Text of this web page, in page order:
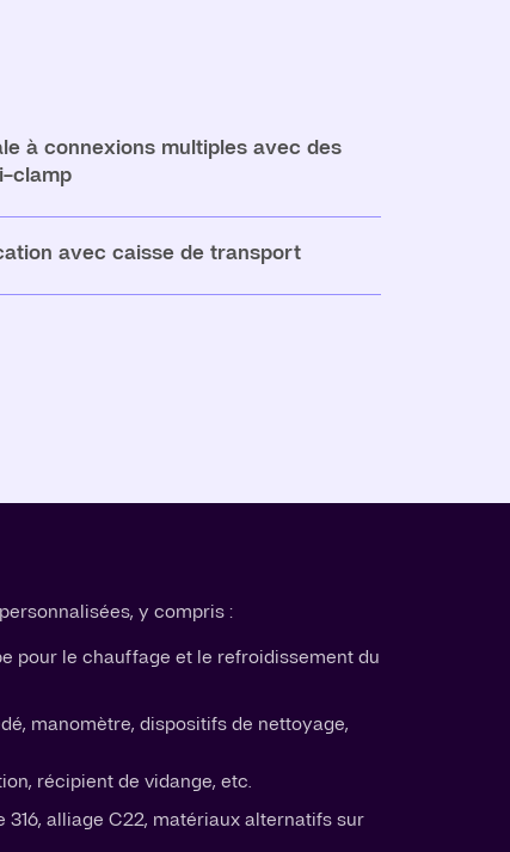
à connexions multiples avec des
clamp
avec caisse de transport
y compris :
pour le chauffage et le refroidissement du
manomètre, dispositifs de nettoyage,
récipient de vidange, etc.
alliage C22, matériaux alternatifs sur